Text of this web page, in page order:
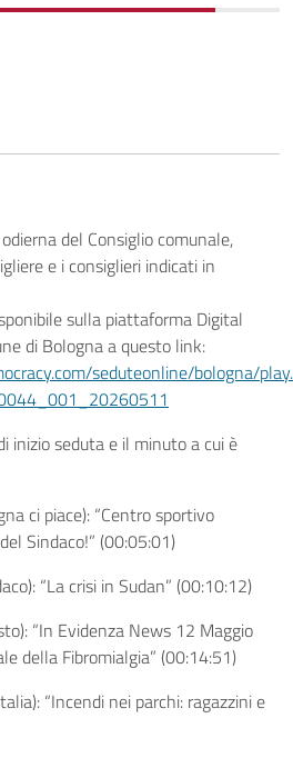
del Consiglio comunale,
e i consiglieri indicati in
sulla piattaforma Digital
di Bologna a questo link:
seduteonline/bologna/
inizio seduta e il minuto a cui è
ci piace): “Centro sportivo
Sindaco!” (00:05:01)
“La crisi in Sudan” (00:10:12)
“In Evidenza News 12 Maggio
della Fibromialgia” (00:14:51)
“Incendi nei parchi: ragazzini e